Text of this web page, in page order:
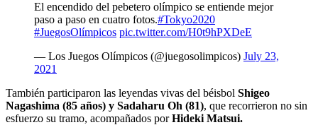
El encendido del pebetero olímpico se entiende mejor
paso a paso en cuatro fotos.#Tokyo2020
#JuegosOlímpicos pic.twitter.com/H0t9hPXDeE
— Los Juegos Olímpicos (@juegosolimpicos) July 23,
2021
También participaron las leyendas vivas del béisbol Shigeo
Nagashima (85 años) y Sadaharu Oh (81), que recorrieron no sin
esfuerzo su tramo, acompañados porHideki Matsui.